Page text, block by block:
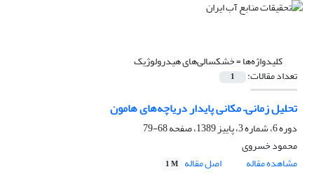
کلیدواژه‌ها =خشکسالی‌های هیدرولوژیک
تعداد مقالات: 1
تحلیل زمانی– مکانی پایدار دریاچه‌های هامون
دوره 6، شماره 3، پاییز 1389، صفحه
68-79
محمود خسروی
مشاهده مقاله
اصل مقاله 1 M